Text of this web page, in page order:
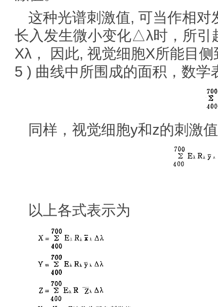
这种光谱刺激值, 可当作相
长入发生微小变化△λ时，所引
Xλ，
因此, 视觉细胞X所能目
5 ) 曲线中所围成的面积，数学
同样，视觉细胞y和z的刺激
以上各式表示为